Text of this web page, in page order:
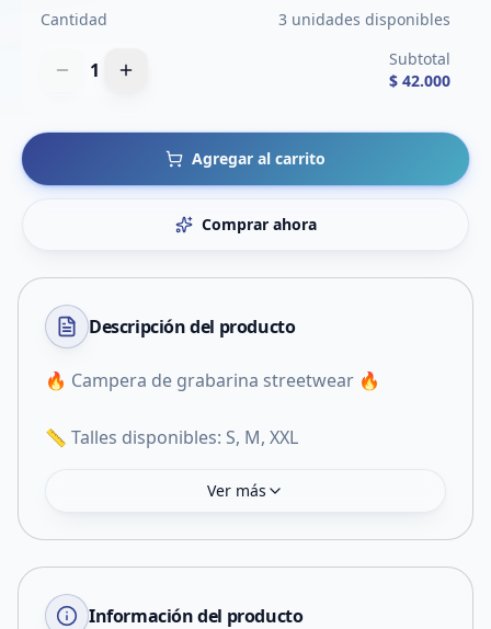
Cantidad 3 unidades disponibles
1
Subtotal
$ 42.000
Agregar al carrito
Comprar ahora
Descripción del producto
🔥 Campera de grabarina streetwear 🔥
📏 Talles disponibles: S, M, XXL
Ver más
Información del producto